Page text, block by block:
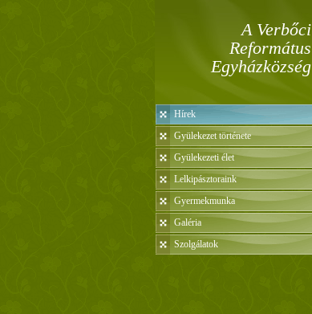
A Verbőci
Református
Egyházközség
Hírek
Gyülekezet története
Gyülekezeti élet
Lelkipásztoraink
Gyermekmunka
Galéria
Szolgálatok